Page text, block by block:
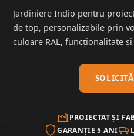
Jardiniere Indio pentru
de top, personalizabile prin
culoare RAL, funcționalitate
PROIECTAT ȘI
GARANȚIE 5 ANI